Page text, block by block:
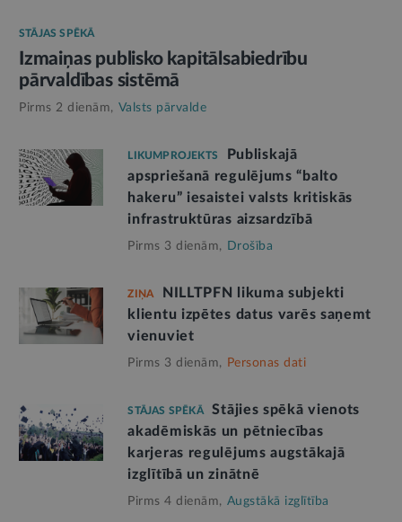
STĀJAS SPĒKĀ
Izmaiņas publisko kapitālsabiedrību
pārvaldības sistēmā
Pirms 2 dienām, Valsts pārvalde
LIKUMPROJEKTS
Publiskajā
apspriešanā regulējums “balto
hakeru” iesaistei valsts kritiskās
infrastruktūras aizsardzībā
Pirms 3 dienām, Drošība
ZIŅA
NILLTPFN likuma subjekti
klientu izpētes datus varēs saņemt
vienuviet
Pirms 3 dienām, Personas dati
STĀJAS SPĒKĀ
Stājies spēkā vienots
akadēmiskās un pētniecības
karjeras regulējums augstākajā
izglītībā un zinātnē
Pirms 4 dienām, Augstākā izglītība